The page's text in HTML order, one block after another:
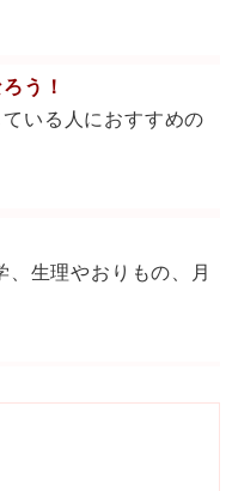
う！
いる人におすすめの
、生理やおりもの、月